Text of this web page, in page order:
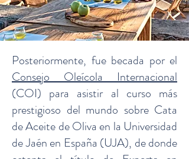
Posteriormente, fue becada por el
Consejo Oleícola Internacional
(COI) para asistir al curso más
prestigioso del mundo sobre Cata
de Aceite de Oliva en la Universidad
de Jaén en España (UJA), de donde